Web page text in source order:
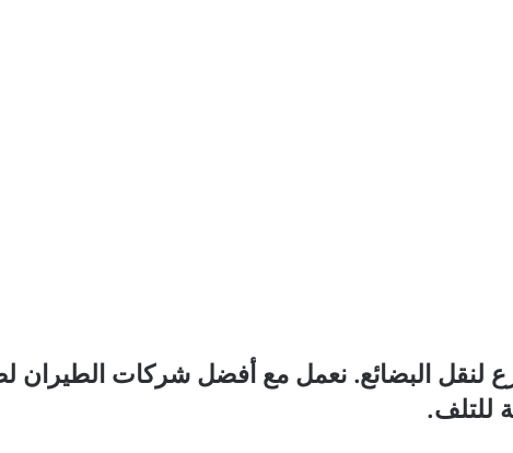
لنقل البضائع. نعمل مع أفضل شركات
للتلف.